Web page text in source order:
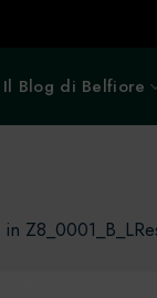
Il Blog di Belfiore
in